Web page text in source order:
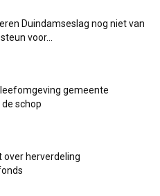
Duindamseslag nog niet van
voor...
leefomgeving gemeente
de schop
over herverdeling